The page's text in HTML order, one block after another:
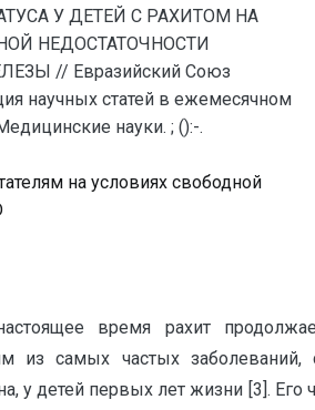
У ДЕТЕЙ С РАХИТОМ НА
НЕДОСТАТОЧНОСТИ
// Евразийский Союз
научных статей в ежемесячном
науки. ; ():-.
на условиях свободной
время рахит
из самых частых
у детей первых лет жизни [3]. Его